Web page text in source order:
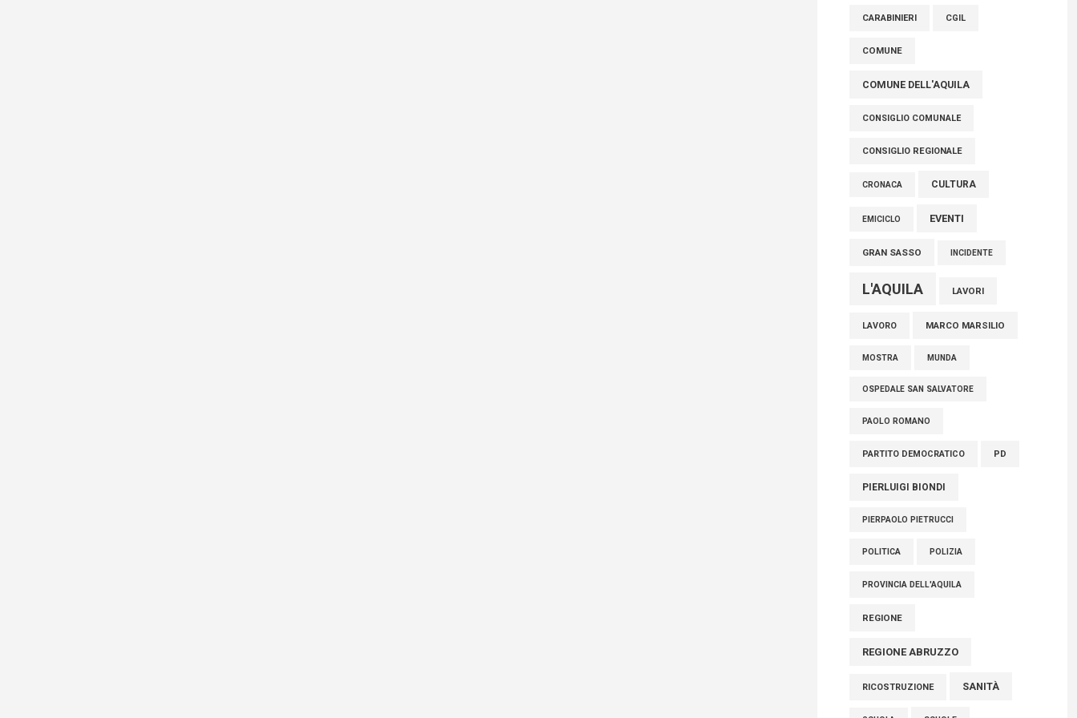
tra cui molti abruzzesi"
06 Agosto 2026
CARABINIERI CGIL
COMUNE
COMUNE DELL'AQUILA
CONSIGLIO COMUNALE
CONSIGLIO REGIONALE
CRONACA CULTURA
EMICICLO EVENTI
GRAN SASSO INCIDENTE
L'AQUILA LAVORI
LAVORO MARCO MARSILIO
MOSTRA MUNDA
OSPEDALE SAN SALVATORE
PAOLO ROMANO
PARTITO DEMOCRATICO PD
PIERLUIGI BIONDI
PIERPAOLO PIETRUCCI
POLITICA POLIZIA
PROVINCIA DELL'AQUILA
REGIONE
REGIONE ABRUZZO
RICOSTRUZIONE SANITÀ